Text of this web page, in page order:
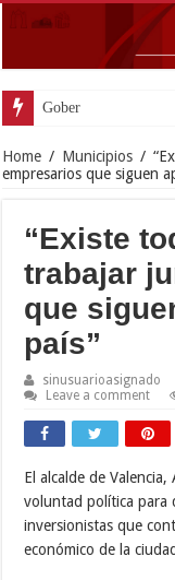
Gobernador Lacava y
Home / Municipios /
empresarios que siguen
“Existe
trabajar
que
país”
sinusuarioasignado
Leave a comment
El alcalde de
voluntad política para
inversionistas que
económico de la